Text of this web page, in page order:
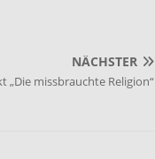
NÄCHSTER
„Die missbrauchte Religion“